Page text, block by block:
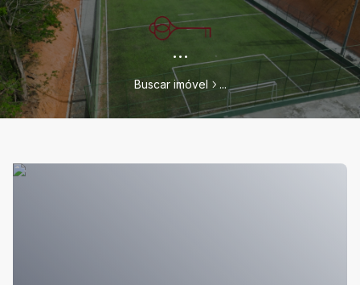
...
Buscar imóvel ...